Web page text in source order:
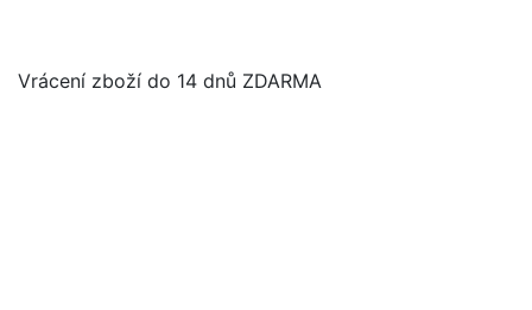
Vrácení zboží do 14 dnů ZDARMA